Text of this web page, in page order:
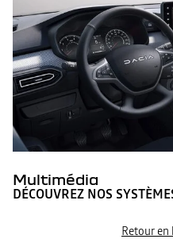
Multimédia
DÉCOUVREZ NOS
Retour en